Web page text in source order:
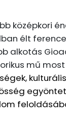
középkori
élt
alkotás
mű